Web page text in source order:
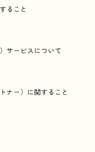
ること
サービスについて
ナー）に関すること